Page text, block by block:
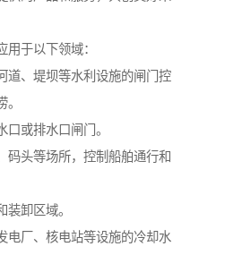
于以下领域：
道、堤坝等水利设施的闸门控
或排水口闸门。
码头等场所，控制船舶通行和
卸区域。
电厂、核电站等设施的冷却水